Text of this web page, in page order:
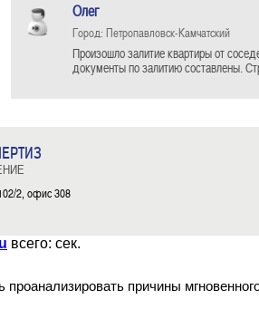
Олег
Город: Петропавловск-Камчатский
Произошло залитие квартиры от
документы по залитию составлены.
2, офис 308
всего: сек.
причины